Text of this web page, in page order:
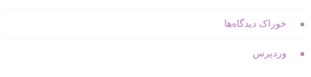
خوراک دیدگاه‌ها
وردپرس